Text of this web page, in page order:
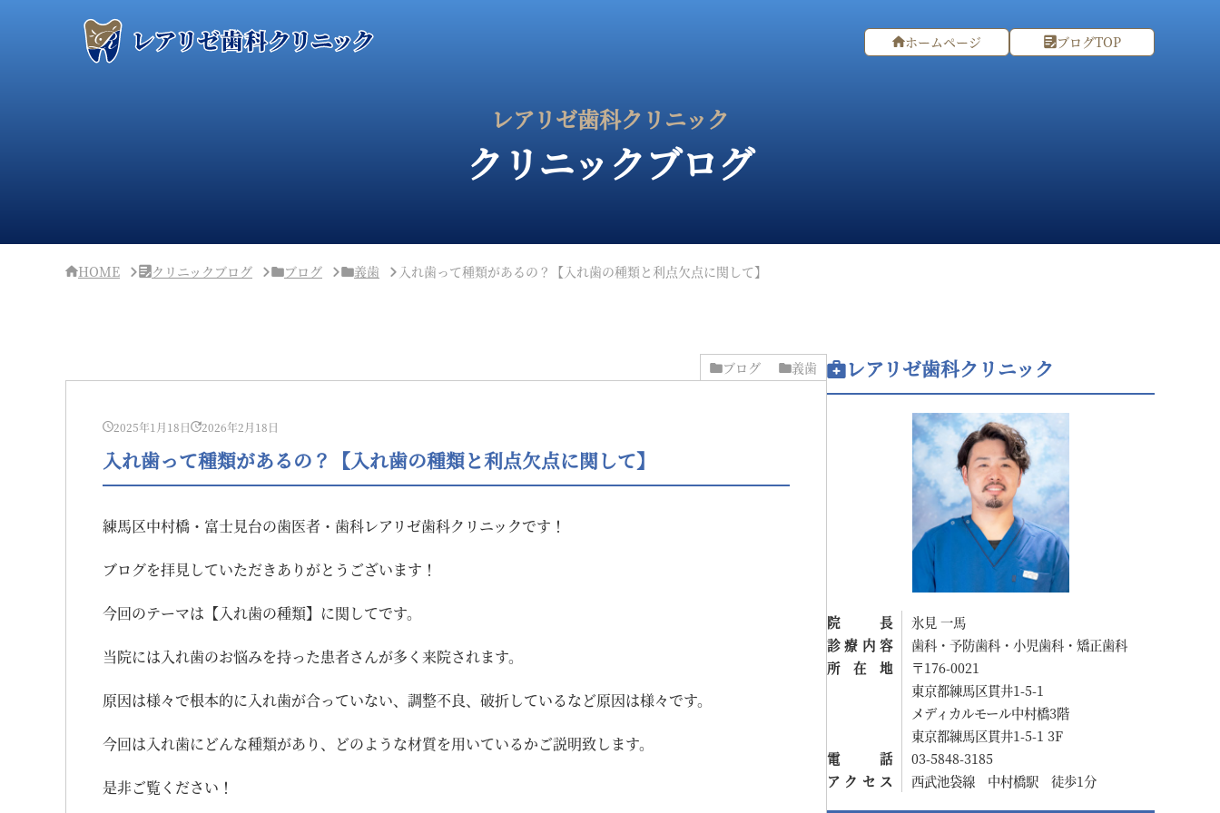
ホームページ ブログTOP
レアリゼ歯科クリニック
クリニックブログ
HOME クリニックブログ ブログ 義歯 入れ歯って種類があるの？【入れ歯の種類と利点欠点に関して】
ブログ 義歯
2025年1月18日 2026年2月18日
入れ歯って種類があるの？【入れ歯の種類と利点欠点に関して】
練馬区中村橋・富士見台の歯医者・歯科レアリゼ歯科クリニックです！
ブログを拝見していただきありがとうございます！
今回のテーマは【入れ歯の種類】に関してです。
当院には入れ歯のお悩みを持った患者さんが多く来院されます。
原因は様々で根本的に入れ歯が合っていない、調整不良、破折しているなど原因は様々です。
今回は入れ歯にどんな種類があり、どのような材質を用いているかご説明致します。
是非ご覧ください！
レアリゼ歯科クリニック
院長
氷見 一馬
診療内容
歯科・予防歯科・小児歯科・矯正歯科
所在地
〒176-0021
東京都練馬区貫井1-5-1
メディカルモール中村橋3階
東京都練馬区貫井1-5-1 3F
電話
03-5848-3185
アクセス
西武池袋線 中村橋駅 徒歩1分